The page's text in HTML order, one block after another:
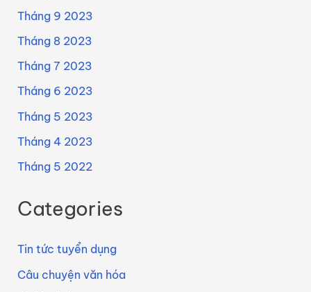
Tháng 9 2023
Tháng 8 2023
Tháng 7 2023
Tháng 6 2023
Tháng 5 2023
Tháng 4 2023
Tháng 5 2022
Categories
Tin tức tuyển dụng
Câu chuyện văn hóa